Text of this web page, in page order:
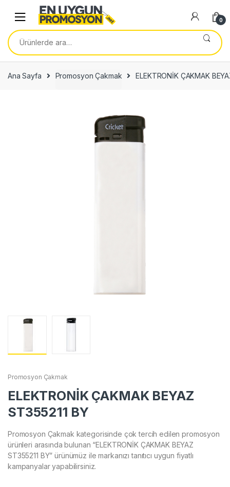
navigation
content
0
Ara:
Ana Sayfa Promosyon Çakmak ELEKTRONİK ÇAKMAK
Promosyon Çakmak
ELEKTRONİK ÇAKMAK BEYAZ
ST355211 BY
Promosyon Çakmak kategorisinde çok tercih edilen promosyon
ürünleri arasında bulunan “ELEKTRONİK ÇAKMAK BEYAZ
ST355211 BY” ürünümüz ile markanızı tanıtıcı uygun fiyatlı
kampanyalar yapabilirsiniz.